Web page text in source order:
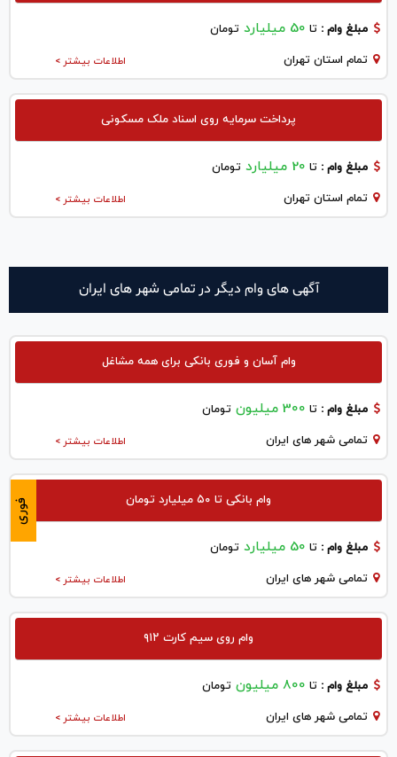
مبلغ وام : تا 50 میلیارد تومان
اطلاعات بیشتر > تمام استان تهران
پرداخت سرمایه روی اسناد ملک مسکونی
مبلغ وام : تا 20 میلیارد تومان
اطلاعات بیشتر > تمام استان تهران
آگهی های وام دیگر در تمامی شهر های ایران
وام آسان و فوری بانکی برای همه مشاغل
مبلغ وام : تا 300 میلیون تومان
اطلاعات بیشتر > تمامی شهر های ایران
فوری وام بانکی تا ۵۰ میلیارد تومان
مبلغ وام : تا 50 میلیارد تومان
اطلاعات بیشتر > تمامی شهر های ایران
وام روی سیم کارت ۹۱۲
مبلغ وام : تا 800 میلیون تومان
اطلاعات بیشتر > تمامی شهر های ایران